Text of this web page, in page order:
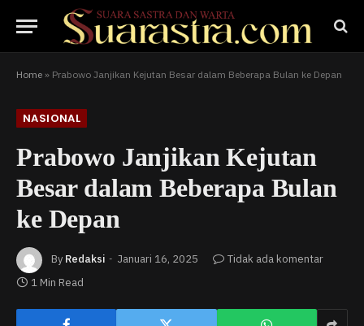
Home » Prabowo Janjikan Kejutan Besar dalam Beberapa Bulan ke Depan
NASIONAL
Prabowo Janjikan Kejutan
Besar dalam Beberapa Bulan
ke Depan
By Redaksi Januari 16, 2025
Tidak ada komentar
1 Min Read